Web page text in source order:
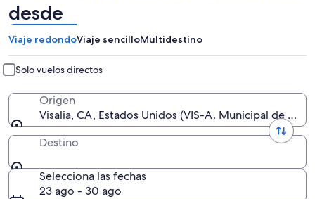
desde
Viaje redondoViaje sencilloMultidestino
Solo vuelos directos
Origen
Visalia, CA, Estados Unidos (VIS-A. Municipal de
Destino
Selecciona las fechas
23 ago - 30 ago